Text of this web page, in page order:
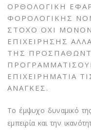
ΟΡΘΟΛΟΓΙΚΗ
ΦΟΡΟΛΟΓΙΚΗΣ
ΣΤΟΧΟ ΟΧΙ
ΕΠΙΧΕΙΡΗΣΗΣ
ΤΗΣ
ΕΠΙΧΕΙΡΗΜΑΤΊΑ
ΑΝΆΓΚΕΣ.
Το έμψυχο δυναμικό
εμπειρία και την